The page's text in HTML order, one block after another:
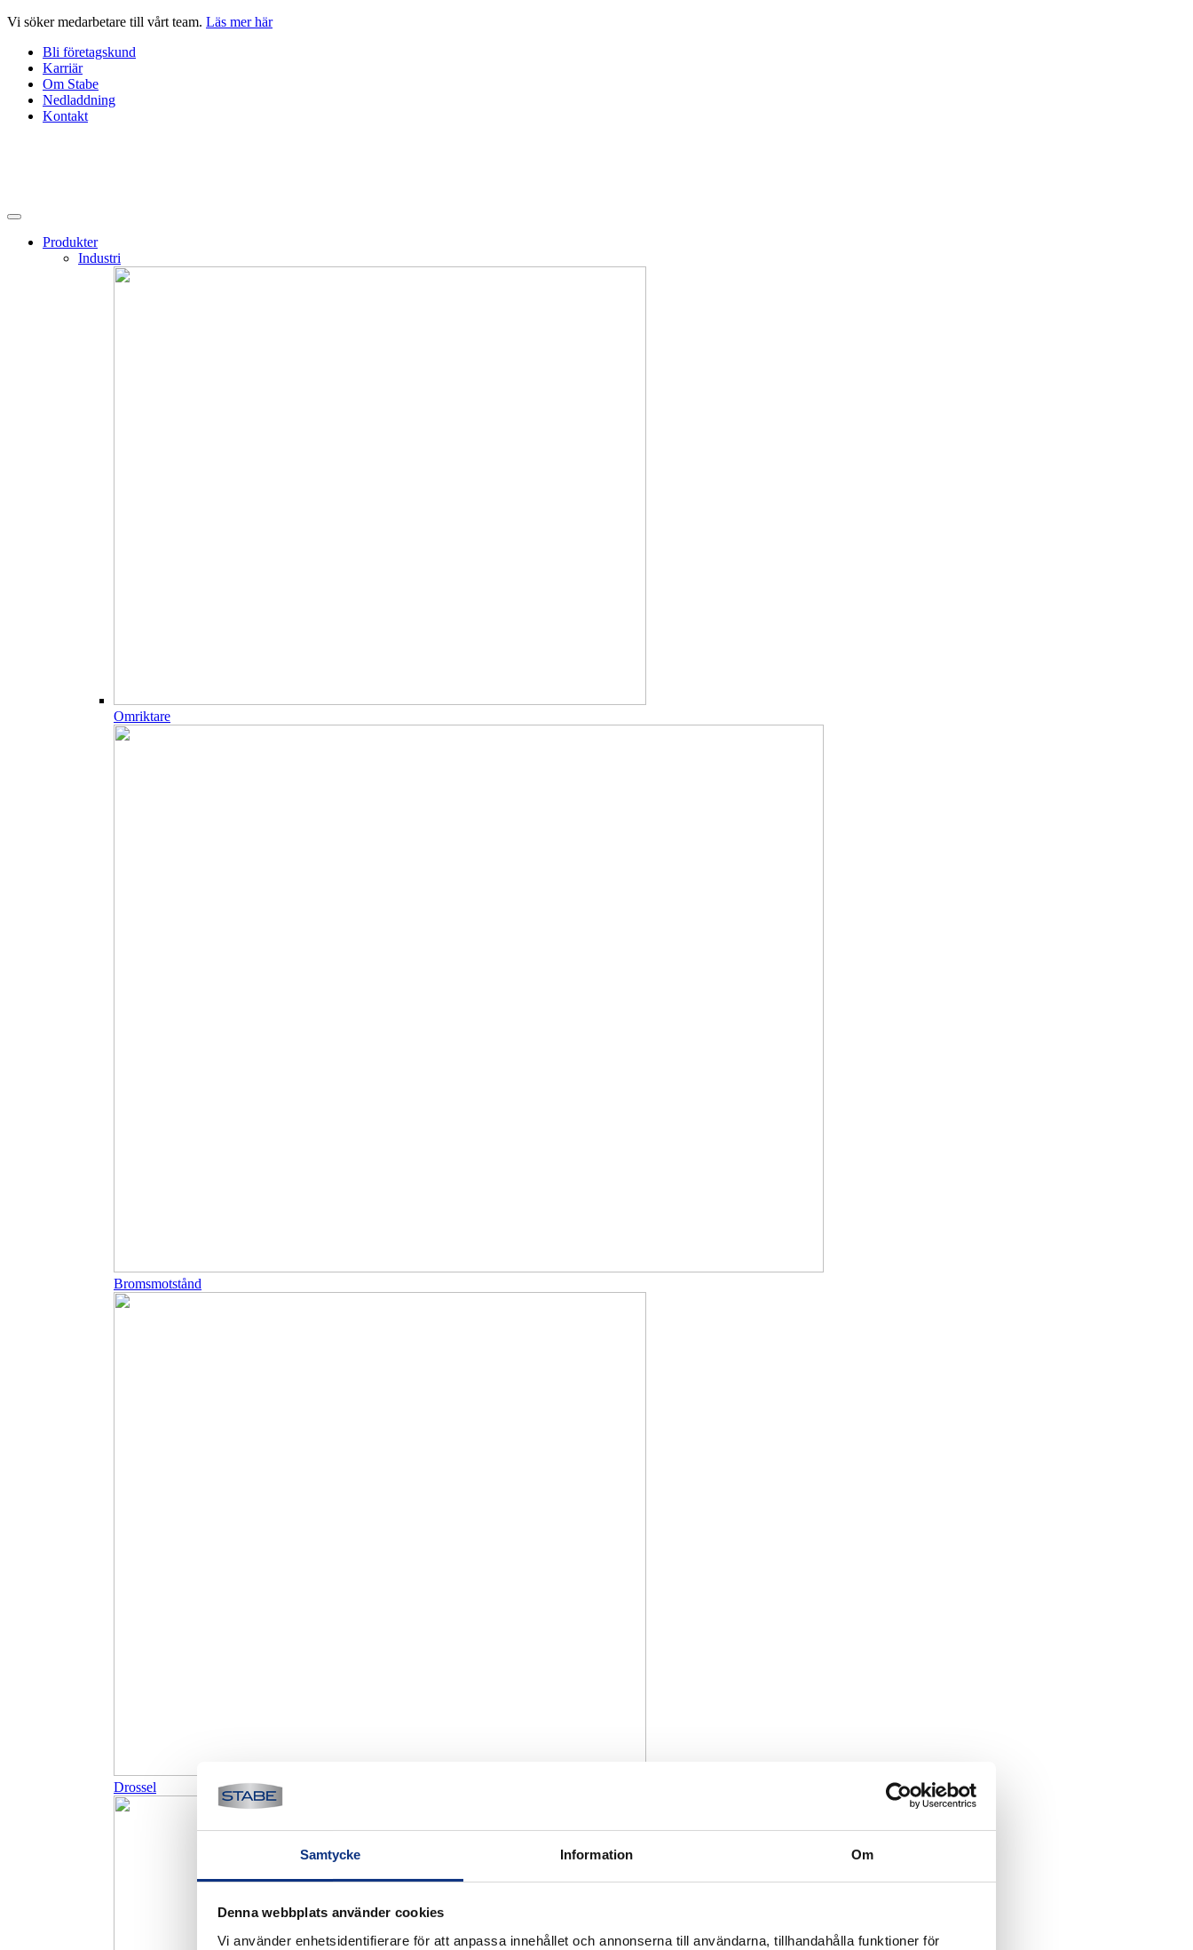
Samtycke Information Om
Denna webbplats använder cookies
Vi använder enhetsidentifierare för att anpassa innehållet och annonserna till användarna, tillhandahålla funktioner för
Hoppa
innehåll
Vi söker medarbetare till vårt team. Läs mer här
Bli företagskund
Karriär
Om Stabe
Nedladdning
Kontakt
Produkter
Industri
Omriktare
Bromsmotstånd
Drossel